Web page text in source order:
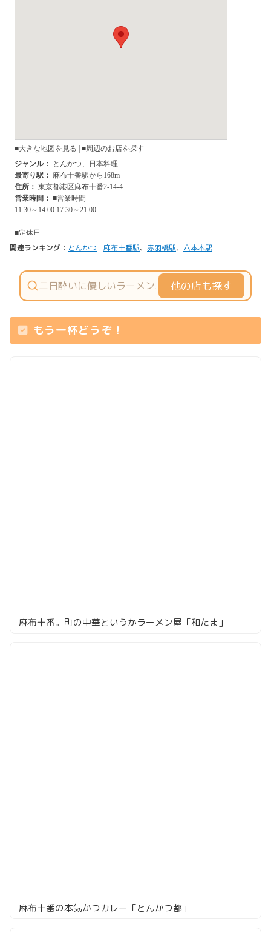
関連ランキング： とんかつ | 麻布十番駅、 赤羽橋駅、 六本木駅
他の店も探す
もう一杯どうぞ！
麻布十番。町の中華というかラーメン屋「和たま」
麻布十番の本気かつカレー「とんかつ都」